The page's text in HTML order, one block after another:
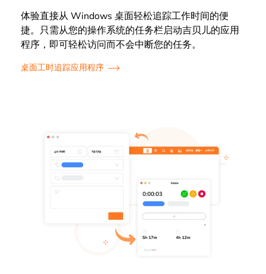
体验直接从 Windows 桌面轻松追踪工作时间的便
捷。只需从您的操作系统的任务栏启动吉贝儿的应用
程序，即可轻松访问而不会中断您的任务。
桌面工时追踪应用程序